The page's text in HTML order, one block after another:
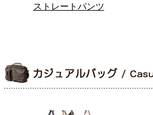
ストレートパンツ